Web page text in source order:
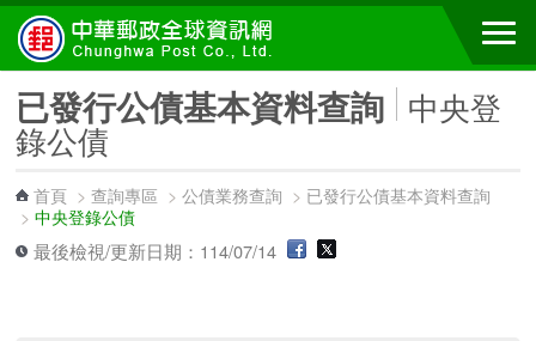
跳到主要內容區塊
已發行公債基本資料查詢 中央登
錄公債
首頁 >查詢專區 >公債業務查詢 > 已發行公債基本資料查詢
>中央登錄公債
最後檢視/更新日期：114/07/14